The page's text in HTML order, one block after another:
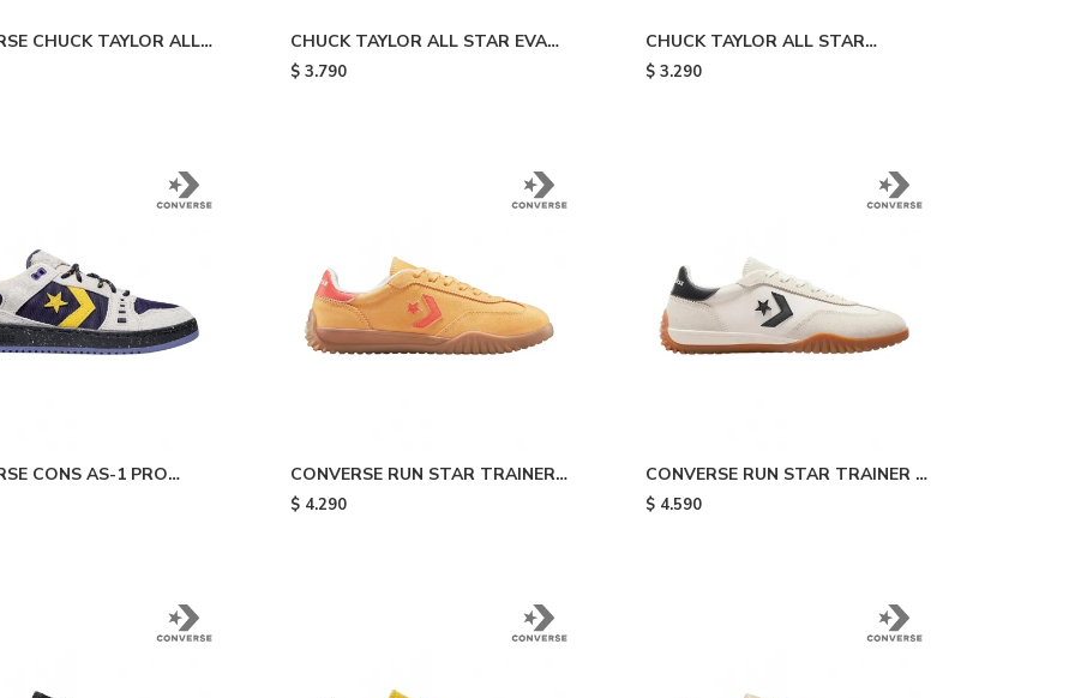
CHUCK TAYLOR ALL
- Black
CHUCK TAYLOR ALL STAR EVA
LIFT PLATFORM - Black & White
$ 3.790
CHUCK TAYLOR ALL STAR
MALDEN STREET - Black & White
$ 3.290
CONS AS-1 PRO
CONVERSE RUN STAR TRAINER
OX - Electrolights Yellow
$ 4.290
CONVERSE RUN STAR TRAINER -
White
$ 4.590